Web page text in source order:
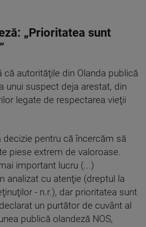
„Prioritatea sunt
că autorităţile din Olanda publică
unui suspect deja arestat, din
legate de respectarea vieţii
decizie pentru că încercăm să
piese extrem de valoroase.
important lucru (...)
analizat cu atenţie (dreptul la
- n.r.), dar prioritatea sunt
un purtător de cuvânt al
publică olandeză NOS,